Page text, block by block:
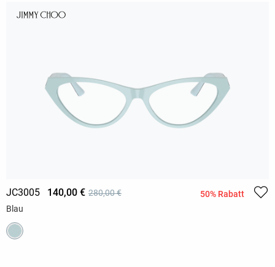
JC3005 140,00 € 280,00 €
50% Rabatt
Blau